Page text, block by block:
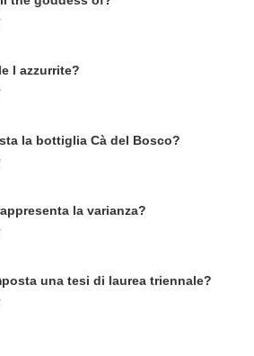
l azzurrite?
la bottiglia Cà del Bosco?
la varianza?
una tesi di laurea triennale?